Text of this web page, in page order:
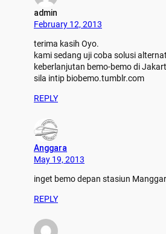
admin
February 12, 2013
terima kasih Oyo.
kami sedang uji coba solusi
keberlanjutan bemo-bemo di
sila intip biobemo.tumblr.com
REPLY
Anggara
May 19, 2013
inget bemo depan stasiun
REPLY